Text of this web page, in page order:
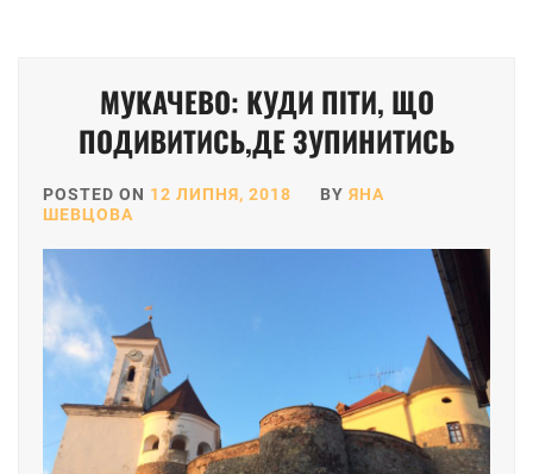
МУКАЧЕВО: КУДИ ПІТИ, ЩО
ПОДИВИТИСЬ,ДЕ ЗУПИНИТИСЬ
POSTED ON 12 ЛИПНЯ, 2018 BY ЯНА
ШЕВЦОВА